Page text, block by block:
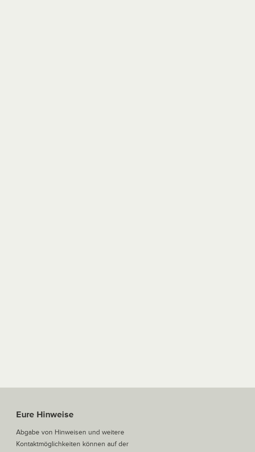
Eure Hinweise
Abgabe von Hinweisen und weitere
Kontaktmöglichkeiten können auf der